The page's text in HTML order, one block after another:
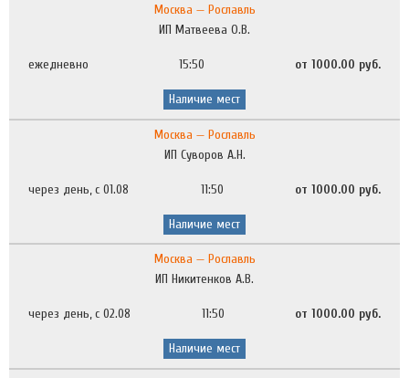
Москва — Рославль
ИП Матвеева О.В.
ежедневно 15:50 от 1000.00 руб.
Наличие мест
Москва — Рославль
ИП Суворов А.Н.
через день, с 01.08 11:50 от 1000.00 руб.
Наличие мест
Москва — Рославль
ИП Никитенков А.В.
через день, с 02.08 11:50 от 1000.00 руб.
Наличие мест